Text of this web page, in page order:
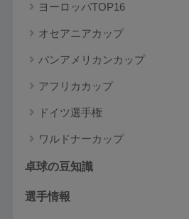
ヨーロッパTOP16
オセアニアカップ
パンアメリカンカップ
アフリカカップ
ドイツ選手権
ワルドナーカップ
卓球の豆知識
選手情報